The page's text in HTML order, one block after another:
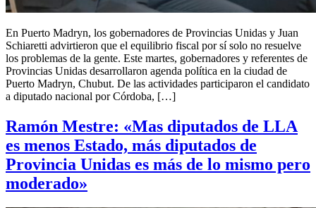
En Puerto Madryn, los gobernadores de Provincias Unidas y Juan
Schiaretti advirtieron que el equilibrio fiscal por sí solo no resuelve
los problemas de la gente. Este martes, gobernadores y referentes de
Provincias Unidas desarrollaron agenda política en la ciudad de
Puerto Madryn, Chubut. De las actividades participaron el candidato
a diputado nacional por Córdoba, […]
Ramón Mestre: «Mas diputados de LLA
es menos Estado, más diputados de
Provincia Unidas es más de lo mismo pero
moderado»